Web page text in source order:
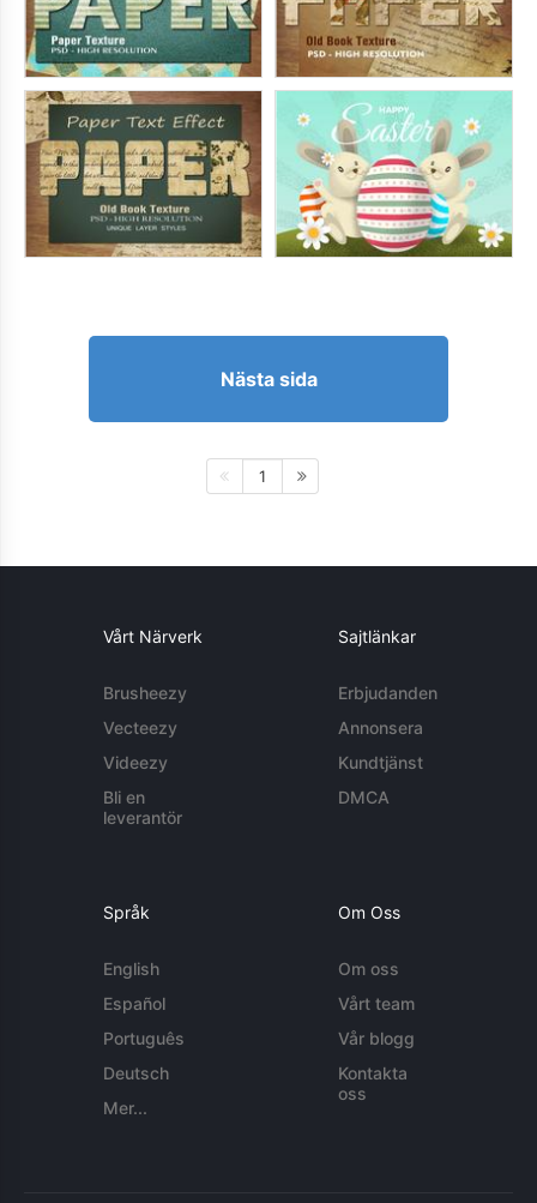
Nästa sida
1
Vårt Närverk
Brusheezy
Vecteezy
Videezy
Bli en
leverantör
Sajtlänkar
Erbjudanden
Annonsera
Kundtjänst
DMCA
Språk
English
Español
Português
Deutsch
Mer...
Om Oss
Om oss
Vårt team
Vår blogg
Kontakta
oss